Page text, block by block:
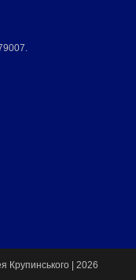
Крупинського | 2026